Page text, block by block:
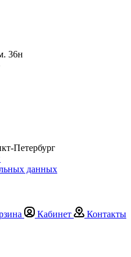
36н
Петербург
данных
Кабинет Контакты